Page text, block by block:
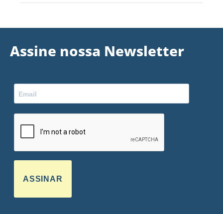
Assine nossa Newsletter
ASSINAR